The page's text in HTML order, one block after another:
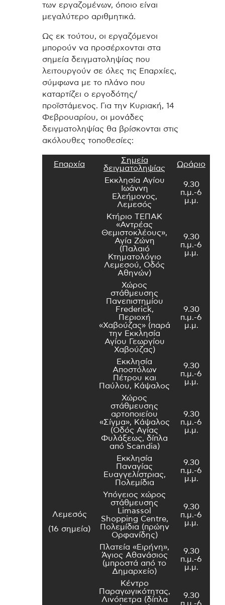
των εργαζομένων, όποιο είναι
μεγαλύτερο αριθμητικά.
Ως εκ τούτου, οι εργαζόμενοι
μπορούν να προσέρχονται στα
σημεία δειγματοληψίας που
λειτουργούν σε όλες τις Επαρχίες,
σύμφωνα με το πλάνο που
καταρτίζει ο εργοδότης/
προϊστάμενος. Για την Κυριακή, 14
Φεβρουαρίου, οι μονάδες
δειγματοληψίας θα βρίσκονται στις
ακόλουθες τοποθεσίες:
Επαρχία
Σημεία
δειγματοληψίας
Ωράριο
Λεμεσός
(16 σημεία)
Εκκλησία Αγίου
Ιωάννη
Ελεήμονος,
Λεμεσός
9.30
π.μ.-6
μ.μ.
Κτήριο ΤΕΠΑΚ
«Αντρέας
Θεμιστοκλέους»,
Αγία Ζώνη
(Παλαιό
Κτηματολόγιο
Λεμεσού, Οδός
Αθηνών)
9.30
π.μ.-6
μ.μ.
Χώρος
στάθμευσης
Πανεπιστημίου
Frederick,
Περιοχή
«Χαβούζας» (παρά
την Εκκλησία
Αγίου Γεωργίου
Χαβούζας)
9.30
π.μ.-6
μ.μ.
Εκκλησία
Αποστόλων
Πέτρου και
Παύλου, Κάψαλος
9.30
π.μ.-6
μ.μ.
Χώρος
στάθμευσης
αρτοποιείου
«Σίγμα», Κάψαλος
(Οδός Αγίας
Φυλάξεως, δίπλα
από Scandia)
9.30
π.μ.-6
μ.μ.
Εκκλησία
Παναγίας
Ευαγγελίστριας,
Πολεμίδια
9.30
π.μ.-6
μ.μ.
Υπόγειος χώρος
στάθμευσης
Limassol
Shopping Centre,
Πολεμίδια (πρώην
Ορφανίδης)
9.30
π.μ.-6
μ.μ.
Πλατεία «Ειρήνη»,
Άγιος Αθανάσιος
(μπροστά από το
Δημαρχείο)
9.30
π.μ.-6
μ.μ.
Κέντρο
Παραγωγικότητας,
Λινόπετρα (δίπλα
9.30
π.μ.-6